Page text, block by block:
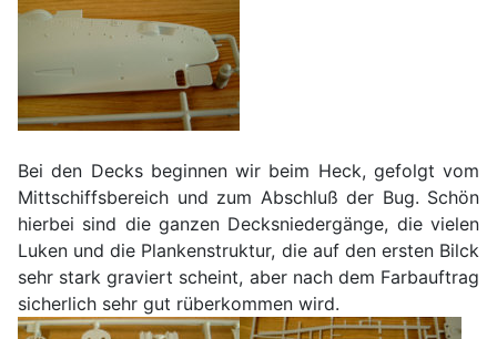
Bei den Decks beginnen wir beim Heck, gefolgt vom
Mittschiffsbereich und zum Abschluß der Bug. Schön
hierbei sind die ganzen Decksniedergänge, die vielen
Luken und die Plankenstruktur, die auf den ersten Bilck
sehr stark graviert scheint, aber nach dem Farbauftrag
sicherlich sehr gut rüberkommen wird.